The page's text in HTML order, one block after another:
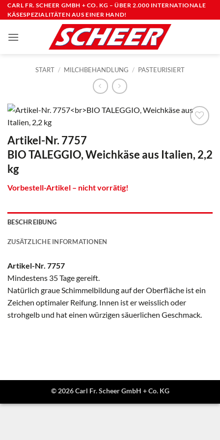
Zum
Inhalt
CARL FR. SCHEER GMBH + CO. KG – ÜBER 2.000 INTERNATIONALE
KÄSESPEZIALITÄTEN AUS EINER HAND!
START / MILCHBEHANDLUNG / PASTEURISIERT
Artikel-Nr. 7757
BIO TALEGGIO, Weichkäse aus Italien, 2,2
kg
Vorbestell-Artikel – nicht vorrätig!
BESCHREIBUNG
ZUSÄTZLICHE INFORMATIONEN
Artikel-Nr. 7757
Mindestens 35 Tage gereift.
Natürlich graue Schimmelbildung auf der Oberfläche ist ein
Zeichen optimaler Reifung. Innen ist er weisslich oder
strohgelb und hat einen würzigen säuerlichen Geschmack.
© 2026 Carl Fr. Scheer GmbH + Co. KG